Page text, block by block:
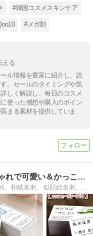
#韓国コスメスキンケア
#メガ割
える
ル情報を豊富に紹介し、読
。セールのタイミングや気
しく解説し、毎日のコスメ
使った感想や購入のポイン
まる素材を提供していま
他の名刺屋さんにはないおしゃれで可愛い＆かっこいい名刺を販売